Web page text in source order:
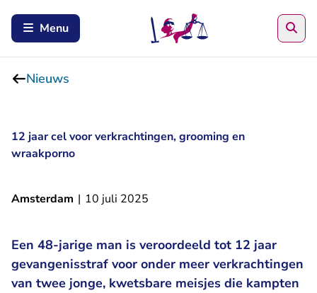
Menu
Nieuws
12 jaar cel voor verkrachtingen, grooming en
wraakporno
Amsterdam | 10 juli 2025
Een 48-jarige man is veroordeeld tot 12 jaar
gevangenisstraf voor onder meer verkrachtingen
van twee jonge, kwetsbare meisjes die kampten